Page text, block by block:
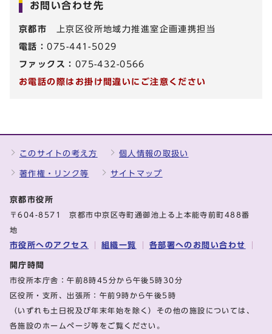
お問い合わせ先
京都市 上京区役所地域力推進室企画連携担当
電話：075-441-5029
ファックス： 075-432-0566
お電話の際はお掛け間違いにご注意ください
このサイトの考え方 個人情報の取扱い
著作権・リンク等 サイトマップ
京都市役所
〒604-8571 京都市中京区寺町通御池上る上本能寺前町488番
地
市役所へのアクセス 組織一覧 各部署へのお問い合わせ
開庁時間
市役所本庁舎：午前8時45分から午後5時30分
区役所・支所、出張所：午前9時から午後5時
（いずれも土日祝及び年末年始を除く）その他の施設については、
各施設のホームページ等をご覧ください。